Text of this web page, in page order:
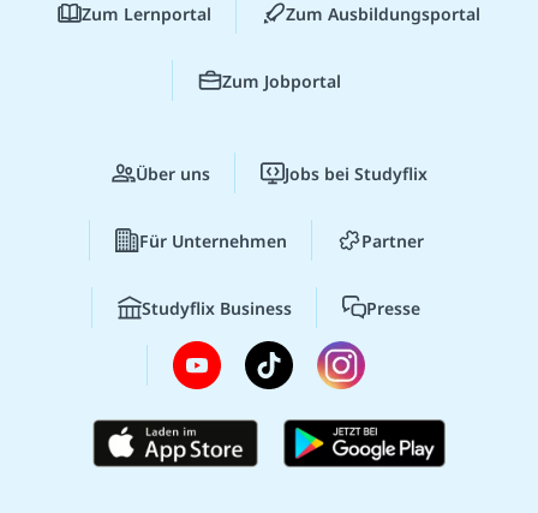
Zum Lernportal Zum Ausbildungsportal
Zum Jobportal
Über uns Jobs bei Studyflix
Für Unternehmen Partner
Studyflix Business Presse